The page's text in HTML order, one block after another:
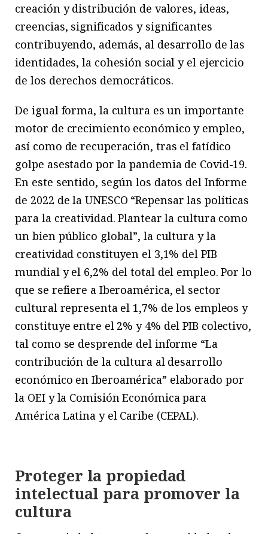
creación y distribución de valores, ideas,
creencias, significados y significantes
contribuyendo, además, al desarrollo de las
identidades, la cohesión social y el ejercicio
de los derechos democráticos.
De igual forma, la cultura es un importante
motor de crecimiento económico y empleo,
así como de recuperación, tras el fatídico
golpe asestado por la pandemia de Covid-19.
En este sentido, según los datos del Informe
de 2022 de la UNESCO “Repensar las políticas
para la creatividad. Plantear la cultura como
un bien público global”, la cultura y la
creatividad constituyen el 3,1% del PIB
mundial y el 6,2% del total del empleo. Por lo
que se refiere a Iberoamérica, el sector
cultural representa el 1,7% de los empleos y
constituye entre el 2% y 4% del PIB colectivo,
tal como se desprende del informe “La
contribución de la cultura al desarrollo
económico en Iberoamérica” elaborado por
la OEI y la Comisión Económica para
América Latina y el Caribe (CEPAL).
Proteger la propiedad
intelectual para promover la
cultura